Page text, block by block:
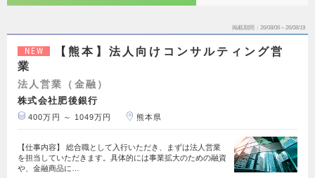
掲載期間 26/08/06～26/08/19
NEW
【熊本】法人向けコンサルティング営
業
法人営業（金融）
株式会社肥後銀行
400万円 ～ 1049万円 熊本県
【仕事内容】 総合職として入行いただき、まずは法人営業
を担当していただきます。具体的には事業拡大のための融資
や、金融商品に…